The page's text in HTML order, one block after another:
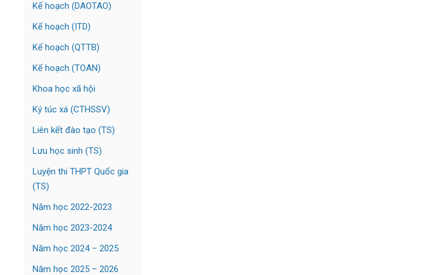
Kế hoạch (DAOTAO)
Kế hoạch (ITD)
Kế hoạch (QTTB)
Kế hoạch (TOAN)
Khoa học xã hội
Ký túc xá (CTHSSV)
Liên kết đào tạo (TS)
Lưu học sinh (TS)
Luyện thi THPT Quốc gia
(TS)
Năm học 2022-2023
Năm học 2023-2024
Năm học 2024 – 2025
Năm học 2025 – 2026